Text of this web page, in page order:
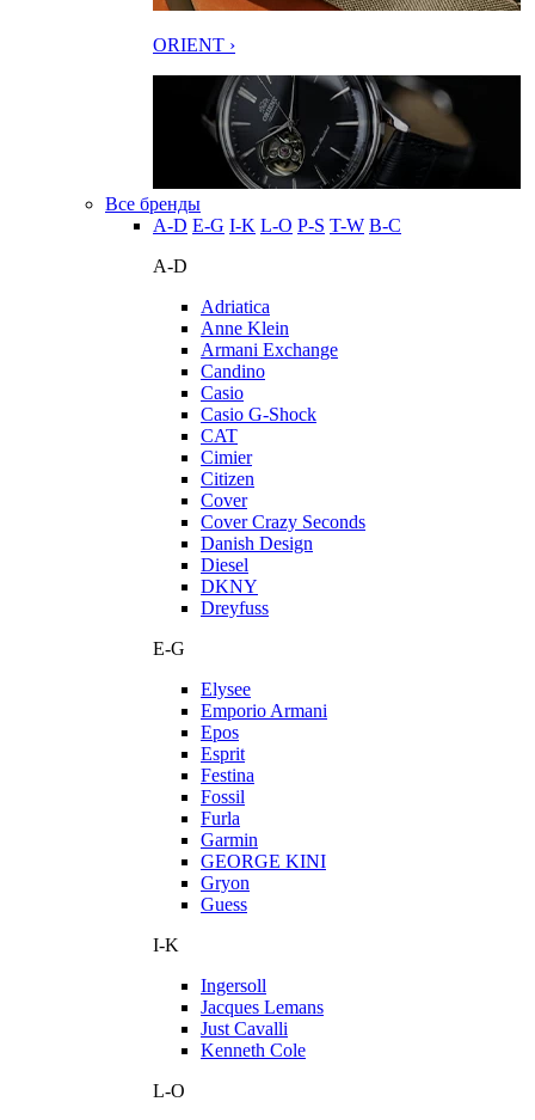
ORIENT ›
Все бренды
A-D E-G I-K L-O P-S T-W В-С
A-D
Adriatica
Anne Klein
Armani Exchange
Candino
Casio
Casio G-Shock
CAT
Cimier
Citizen
Cover
Cover Crazy Seconds
Danish Design
Diesel
DKNY
Dreyfuss
E-G
Elysee
Emporio Armani
Epos
Esprit
Festina
Fossil
Furla
Garmin
GEORGE KINI
Gryon
Guess
I-K
Ingersoll
Jacques Lemans
Just Cavalli
Kenneth Cole
L-O